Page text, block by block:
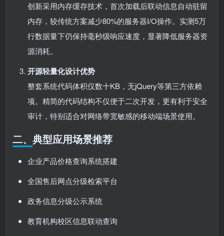
创新采用内存缓存技术，首次加载后联动信息自动驻留
内存，较传统方案减少80%的服务器I/O操作。实测5万
行数据量下仍保持毫秒级响应速度，显著降低服务器资
源消耗。
开源轻量化设计优势
整套系统代码体积仅数十KB，无jQuery等第三方依赖
项。精简的代码结构不仅便于二次开发，更有利于安全
审计，特别适合对网络带宽敏感的移动端场景使用。
二、典型应用场景推荐
企业产品价格查询系统搭建
全国售后网点分级检索平台
政务信息分级公示系统
教育机构校区信息联动查询